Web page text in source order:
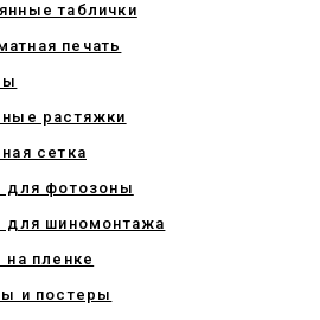
таблички
печать
растяжки
сетка
для фотозоны
для шиномонтажа
на пленке
и постеры